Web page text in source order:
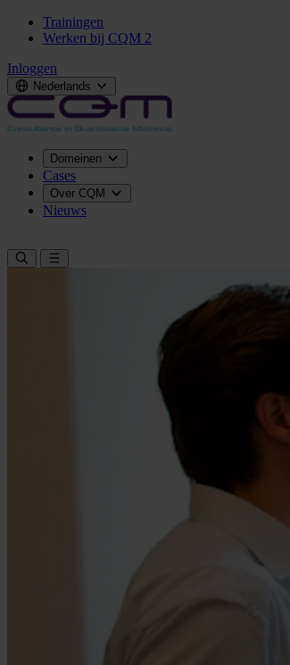
Trainingen
Werken bij CQM 2
Inloggen
Nederlands
Domeinen
Cases
Over CQM
Nieuws